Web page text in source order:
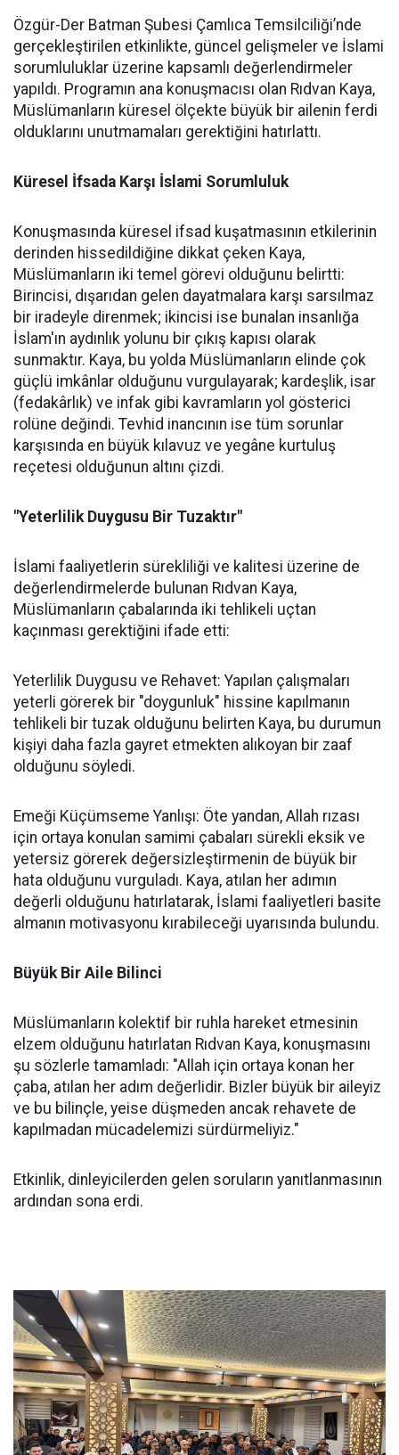
Özgür-Der Batman Şubesi Çamlıca Temsilciliği’nde
gerçekleştirilen etkinlikte, güncel gelişmeler ve İslami
sorumluluklar üzerine kapsamlı değerlendirmeler
yapıldı. Programın ana konuşmacısı olan Rıdvan Kaya,
Müslümanların küresel ölçekte büyük bir ailenin ferdi
olduklarını unutmamaları gerektiğini hatırlattı.
Küresel İfsada Karşı İslami Sorumluluk
Konuşmasında küresel ifsad kuşatmasının etkilerinin
derinden hissedildiğine dikkat çeken Kaya,
Müslümanların iki temel görevi olduğunu belirtti:
Birincisi, dışarıdan gelen dayatmalara karşı sarsılmaz
bir iradeyle direnmek; ikincisi ise bunalan insanlığa
İslam'ın aydınlık yolunu bir çıkış kapısı olarak
sunmaktır. Kaya, bu yolda Müslümanların elinde çok
güçlü imkânlar olduğunu vurgulayarak; kardeşlik, isar
(fedakârlık) ve infak gibi kavramların yol gösterici
rolüne değindi. Tevhid inancının ise tüm sorunlar
karşısında en büyük kılavuz ve yegâne kurtuluş
reçetesi olduğunun altını çizdi.
"Yeterlilik Duygusu Bir Tuzaktır"
İslami faaliyetlerin sürekliliği ve kalitesi üzerine de
değerlendirmelerde bulunan Rıdvan Kaya,
Müslümanların çabalarında iki tehlikeli uçtan
kaçınması gerektiğini ifade etti:
Yeterlilik Duygusu ve Rehavet: Yapılan çalışmaları
yeterli görerek bir "doygunluk" hissine kapılmanın
tehlikeli bir tuzak olduğunu belirten Kaya, bu durumun
kişiyi daha fazla gayret etmekten alıkoyan bir zaaf
olduğunu söyledi.
Emeği Küçümseme Yanlışı: Öte yandan, Allah rızası
için ortaya konulan samimi çabaları sürekli eksik ve
yetersiz görerek değersizleştirmenin de büyük bir
hata olduğunu vurguladı. Kaya, atılan her adımın
değerli olduğunu hatırlatarak, İslami faaliyetleri basite
almanın motivasyonu kırabileceği uyarısında bulundu.
Büyük Bir Aile Bilinci
Müslümanların kolektif bir ruhla hareket etmesinin
elzem olduğunu hatırlatan Rıdvan Kaya, konuşmasını
şu sözlerle tamamladı: "Allah için ortaya konan her
çaba, atılan her adım değerlidir. Bizler büyük bir aileyiz
ve bu bilinçle, yeise düşmeden ancak rehavete de
kapılmadan mücadelemizi sürdürmeliyiz."
Etkinlik, dinleyicilerden gelen soruların yanıtlanmasının
ardından sona erdi.